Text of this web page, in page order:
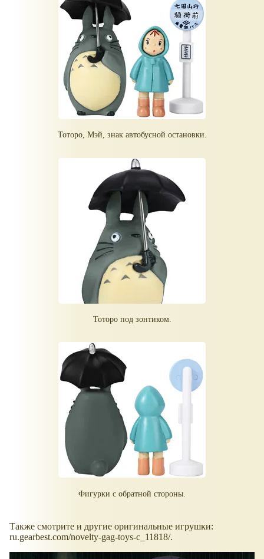
Тоторо, Мэй, знак автобусной остановки.
Тоторо под зонтиком.
Фигурки с обратной стороны.
Также смотрите и другие оригинальные игрушки:
ru.gearbest.com/novelty-gag-toys-c_11818/.